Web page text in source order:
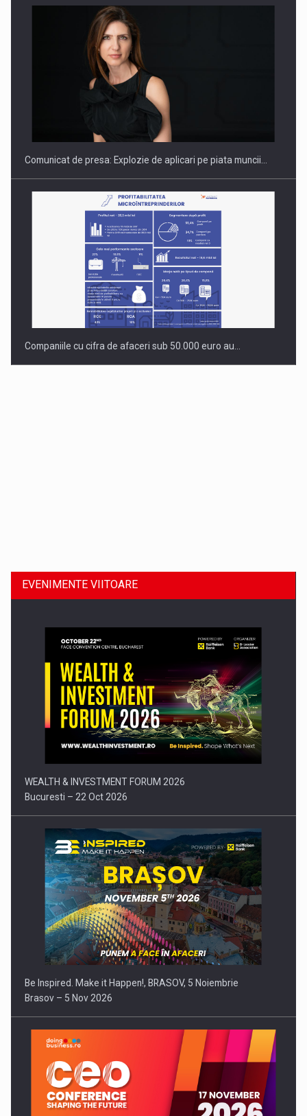
PUTTING ROMANIAN CORPORATE COMPANIES ON THE
INTERNATIONAL BUSINESS SCENE
Comunicat de presa: Explozie de aplicari pe piata muncii…
Companiile cu cifra de afaceri sub 50.000 euro au…
Comunicat de presa: Joburile part-time reincep sa intre pe…
EVENIMENTE VIITOARE
WEALTH & INVESTMENT FORUM 2026
Bucuresti – 22 Oct 2026
Be Inspired. Make it Happen!, BRASOV, 5 Noiembrie
Brasov – 5 Nov 2026